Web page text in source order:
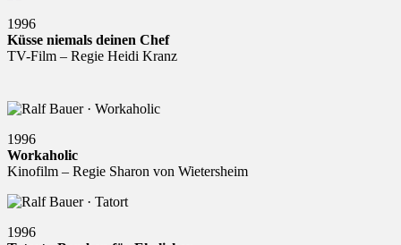
1996
Küsse niemals deinen Chef
TV-Film – Regie Heidi Kranz
1996
Workaholic
Kinofilm – Regie Sharon von Wietersheim
1996